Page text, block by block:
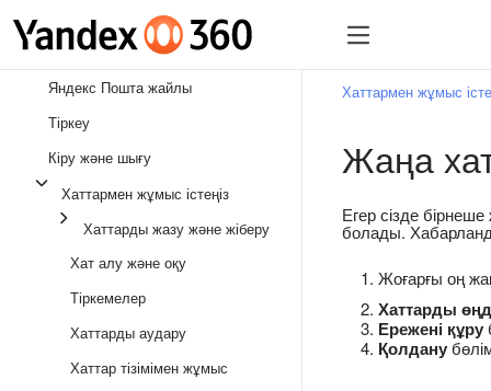
Яндекс Пошта жайлы
Тіркеу
Кіру және шығу
Хаттармен жұмыс істеңіз
Хаттарды жазу және жіберу
Хат алу және оқу
Тіркемелер
Хаттарды аудару
Хаттар тізімімен жұмыс
Хаттармен жұмыс
Жаңа
Егер сізде
болады.
Жоғарғы оң
Хаттарды
Ережені құру
Қолдану